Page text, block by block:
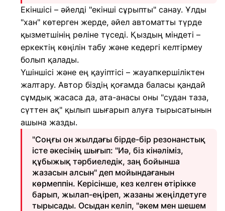
Екіншісі – әйелді "екінші сұрыпты" санау. Ұлды
"хан" көтерген жерде, әйел автоматты түрде
қызметшінің рөліне түседі. Қыздың міндеті –
еркектің көңілін табу және кедергі келтірмеу
болып қалады.
Үшіншісі және ең қауіптісі – жауапкершіліктен
жалтару. Автор біздің қоғамда баласы қандай
сұмдық жасаса да, ата-анасы оны "судан таза,
сүттен ақ" қылып шығарып алуға тырысатынын
ашына жазды.
"Соңғы он жылдағы бірде-бір резонанстық
істе әкесінің шығып: "Иә, біз кінәліміз,
құбыжық тәрбиеледік, заң бойынша
жазасын алсын" деп мойындағанын
көрмеппін. Керісінше, кез келген өтірікке
барып, жылап-еңіреп, жазаны жеңілдетуге
тырысады. Осыдан келіп, "әкем мен шешем